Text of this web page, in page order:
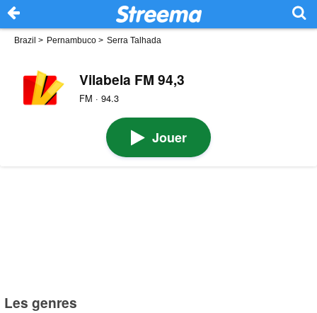
Brazil > Pernambuco > Serra Talhada
Vilabela FM 94,3
FM · 94.3
Jouer
Les genres